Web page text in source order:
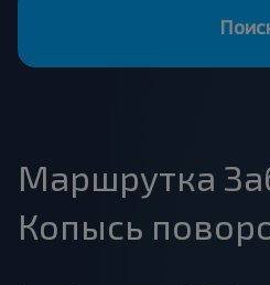
Маршрутка
Копысь